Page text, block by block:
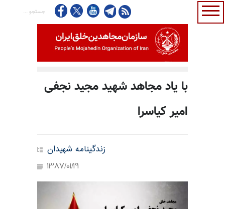
با یاد مجاهد شهید مجید نجفی
امیر کیاسرا
زندگینامه شهیدان
1387/01/19